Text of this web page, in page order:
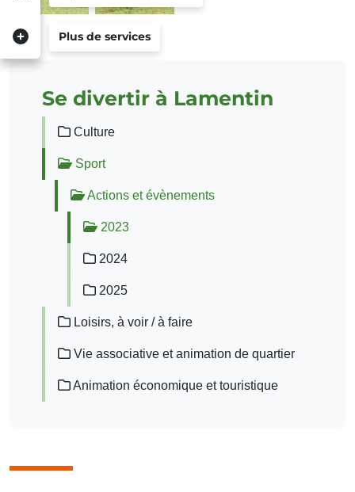
Plus de services
Se divertir à Lamentin
Culture
Sport
Actions et évènements
2023
2024
2025
Loisirs, à voir / à faire
Vie associative et animation de quartier
Animation économique et touristique